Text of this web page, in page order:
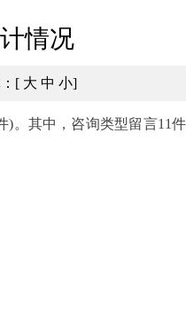
情况
[ 大 中 小]
其中，咨询类型留言11件